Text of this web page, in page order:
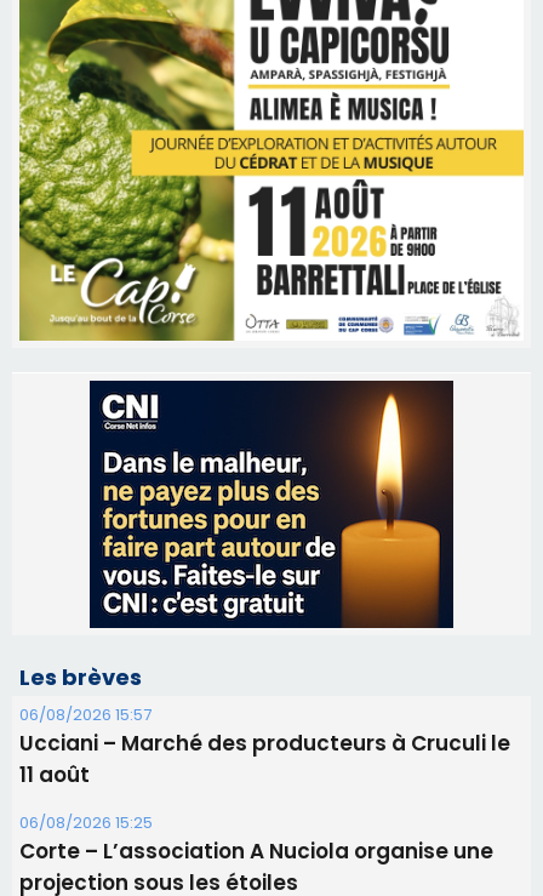
Les brèves
06/08/2026 15:57
Ucciani – Marché des producteurs à Cruculi le
06/08/2026 15:25
Corte – L’association A Nuciola organise une
06/08/2026 15:04
Alata - Soirée Tango Argentin au stade de San
Benedetto
05/08/2026 09:53
Biguglia : messe de la Sainte-Marie et
procession le 14 août